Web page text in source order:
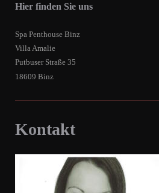
Hier finden Sie uns
Spa Penthouse Binz
Villa Amalie
Putbuser Straße 35
18609 Binz
Kontakt